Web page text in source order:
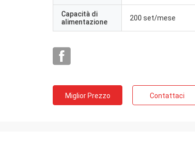
Capacità di
alimentazione
200 set/mese
Miglior Prezzo Contattaci